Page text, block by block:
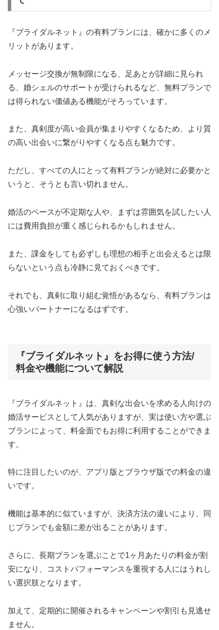
『ブライダルネット』の有料プランには、確かに多くのメ
リットがあります。
メッセージ交換が無制限になる、足あとが詳細に見られ
る、婚シェルのサポートが受けられるなど、無料プランで
は得られない価値ある機能がそろっています。
また、真剣度が高い会員が集まりやすくなるため、より質
の高い出会いに繋がりやすくなる点も魅力です。
ただし、すべての人にとって有料プランが絶対に必要かと
いうと、そうとも言い切れません。
婚活のペースが不定期な人や、まずは雰囲気を試したい人
には費用負担が重く感じられるかもしれません。
また、課金をしても必ずしも理想の相手と出会えるとは限
らないという点も冷静に見ておくべきです。
それでも、真剣に取り組む覚悟があるなら、有料プランは
心強いパートナーになるはずです。
『ブライダルネット』をお得に使う方法/
料金や機能について解説
『ブライダルネット』は、真剣な出会いを求める人向けの
婚活サービスとして人気がありますが、実は使い方や選ぶ
プランによって、料金面でもお得に利用することができま
す。
特に注目したいのが、アプリ版とブラウザ版での料金の違
いです。
機能は基本的に似ていますが、決済方法の違いにより、同
じプランでも金額に差が出ることがあります。
さらに、長期プランを選ぶことで1ヶ月あたりの料金が割
安になり、コストパフォーマンスを重視する人にはうれし
い選択肢となります。
加えて、定期的に開催されるキャンペーンや割引も見逃せ
ません。